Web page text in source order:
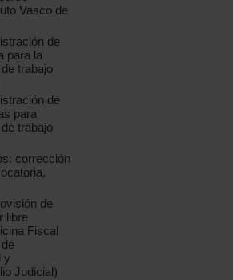
Vasco de
de
para la
trabajo
de
para
trabajo
corrección
de
libre
Fiscal
y
Judicial)